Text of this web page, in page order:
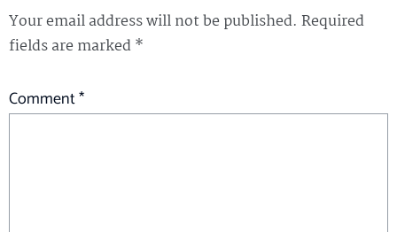
Your email address will not be published. Required
fields are marked*
Comment*